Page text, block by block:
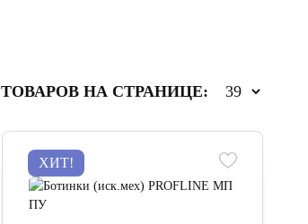
ТОВАРОВ НА СТРАНИЦЕ:
ХИТ!